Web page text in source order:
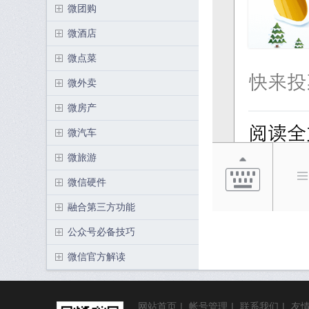
微团购
微酒店
微点菜
微外卖
微房产
微汽车
微旅游
微信硬件
融合第三方功能
公众号必备技巧
微信官方解读
网站首页 | 帐号管理 | 联系我们 | 友